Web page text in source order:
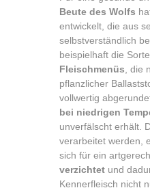
Beute des Wolfs
entwickelt, die aus
selbstverständlich
beispielhaft die
Fleischmenüs ,
pflanzlicher
vollwertig
bei niedrigen
unverfälscht erhält.
verarbeitet werden,
sich für ein
verzichtet und
Kennerfleisch nicht